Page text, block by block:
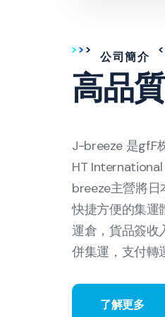
公司簡介
高品
J-breeze 是gf.F
HT
breeze主營將
快捷方便的集運
運倉，貨品簽收
併集運，支付轉
了解更多